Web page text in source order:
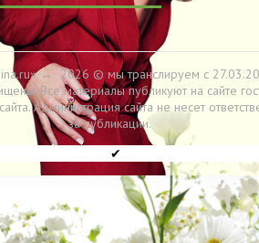
→ 2026 © мы транслируем с
Все материалы публикуют на сайте
Администрация сайта не несет
за публикации.
✔